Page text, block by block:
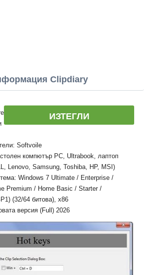
Clipdiary
ИЗТЕГЛИ
Softvoile
компютър PC, Ultrabook, лаптоп
Lenovo, Samsung, Toshiba, HP, MSI)
Windows 7 Ultimate / Enterprise /
Premium / Home Basic / Starter /
(32/64 битова), x86
версия (Full) 2026